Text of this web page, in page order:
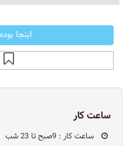
اینجا
ساعت کار
ساعت کار : 9صبح تا 23 شب